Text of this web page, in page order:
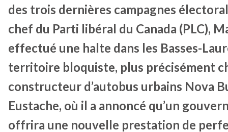
des trois dernières campagnes
chef du Parti libéral du Canada (PLC),
effectué une halte dans les Basses-
territoire bloquiste, plus précisément
constructeur d’autobus urbains Nova
Eustache, où il a annoncé qu’un
offrira une nouvelle prestation de